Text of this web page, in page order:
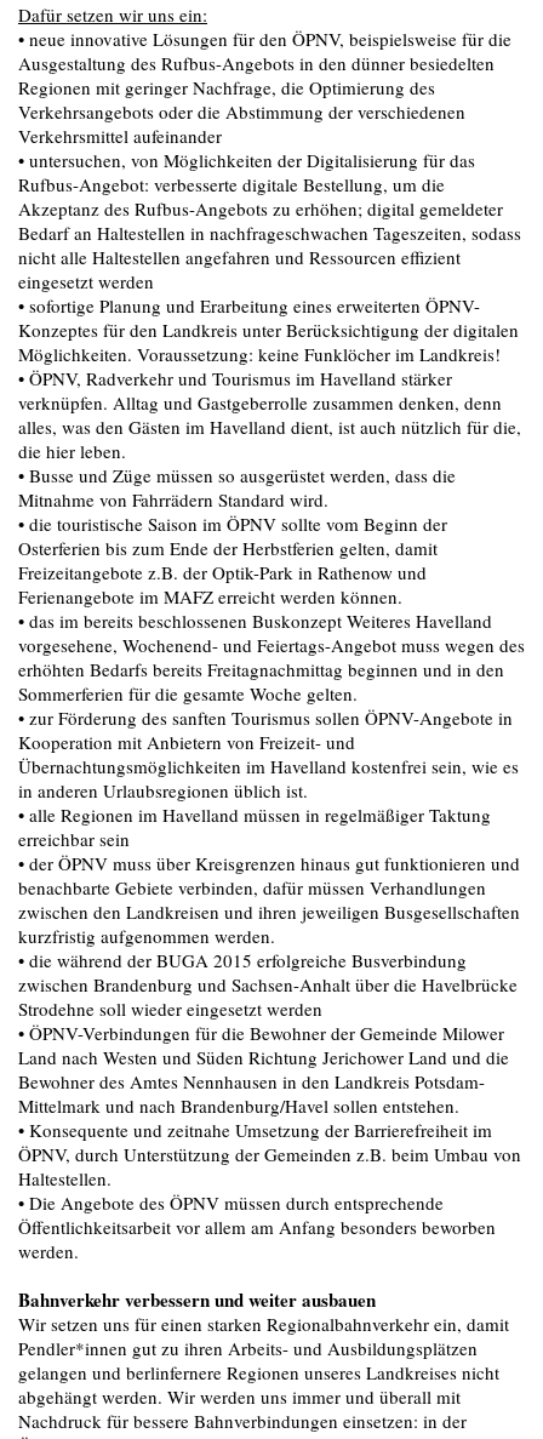
Dafür setzen wir uns ein:
• neue innovative Lösungen für den ÖPNV, beispielsweise für die
Ausgestaltung des Rufbus-Angebots in den dünner besiedelten
Regionen mit geringer Nachfrage, die Optimierung des
Verkehrsangebots oder die Abstimmung der verschiedenen
Verkehrsmittel aufeinander
• untersuchen, von Möglichkeiten der Digitalisierung für das
Rufbus-Angebot: verbesserte digitale Bestellung, um die
Akzeptanz des Rufbus-Angebots zu erhöhen; digital gemeldeter
Bedarf an Haltestellen in nachfrageschwachen Tageszeiten, sodass
nicht alle Haltestellen angefahren und Ressourcen effizient
eingesetzt werden
• sofortige Planung und Erarbeitung eines erweiterten ÖPNV-
Konzeptes für den Landkreis unter Berücksichtigung der digitalen
Möglichkeiten. Voraussetzung: keine Funklöcher im Landkreis!
• ÖPNV, Radverkehr und Tourismus im Havelland stärker
verknüpfen. Alltag und Gastgeberrolle zusammen denken, denn
alles, was den Gästen im Havelland dient, ist auch nützlich für die,
die hier leben.
• Busse und Züge müssen so ausgerüstet werden, dass die
Mitnahme von Fahrrädern Standard wird.
• die touristische Saison im ÖPNV sollte vom Beginn der
Osterferien bis zum Ende der Herbstferien gelten, damit
Freizeitangebote z.B. der Optik-Park in Rathenow und
Ferienangebote im MAFZ erreicht werden können.
• das im bereits beschlossenen Buskonzept Weiteres Havelland
vorgesehene, Wochenend- und Feiertags-Angebot muss wegen des
erhöhten Bedarfs bereits Freitagnachmittag beginnen und in den
Sommerferien für die gesamte Woche gelten.
• zur Förderung des sanften Tourismus sollen ÖPNV-Angebote in
Kooperation mit Anbietern von Freizeit- und
Übernachtungsmöglichkeiten im Havelland kostenfrei sein, wie es
in anderen Urlaubsregionen üblich ist.
• alle Regionen im Havelland müssen in regelmäßiger Taktung
erreichbar sein
• der ÖPNV muss über Kreisgrenzen hinaus gut funktionieren und
benachbarte Gebiete verbinden, dafür müssen Verhandlungen
zwischen den Landkreisen und ihren jeweiligen Busgesellschaften
kurzfristig aufgenommen werden.
• die während der BUGA 2015 erfolgreiche Busverbindung
zwischen Brandenburg und Sachsen-Anhalt über die Havelbrücke
Strodehne soll wieder eingesetzt werden
• ÖPNV-Verbindungen für die Bewohner der Gemeinde Milower
Land nach Westen und Süden Richtung Jerichower Land und die
Bewohner des Amtes Nennhausen in den Landkreis Potsdam-
Mittelmark und nach Brandenburg/Havel sollen entstehen.
• Konsequente und zeitnahe Umsetzung der Barrierefreiheit im
ÖPNV, durch Unterstützung der Gemeinden z.B. beim Umbau von
Haltestellen.
• Die Angebote des ÖPNV müssen durch entsprechende
Öffentlichkeitsarbeit vor allem am Anfang besonders beworben
werden.
Bahnverkehr verbessern und weiter ausbauen
Wir setzen uns für einen starken Regionalbahnverkehr ein, damit
Pendler*innen gut zu ihren Arbeits- und Ausbildungsplätzen
gelangen und berlinfernere Regionen unseres Landkreises nicht
abgehängt werden. Wir werden uns immer und überall mit
Nachdruck für bessere Bahnverbindungen einsetzen: in der